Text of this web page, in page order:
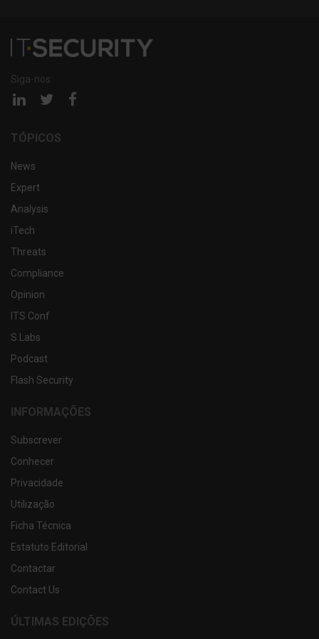
Siga-nos:
Página Página
TÓPICOS
News
Expert
Analysis
iTech
Threats
Compliance
Opinion
ITS Conf
S.Labs
Podcast
Flash Security
INFORMAÇÕES
Subscrever
Conhecer
Privacidade
Utilização
Ficha Técnica
Estatuto Editorial
Contactar
Contact Us
ÚLTIMAS EDIÇÕES